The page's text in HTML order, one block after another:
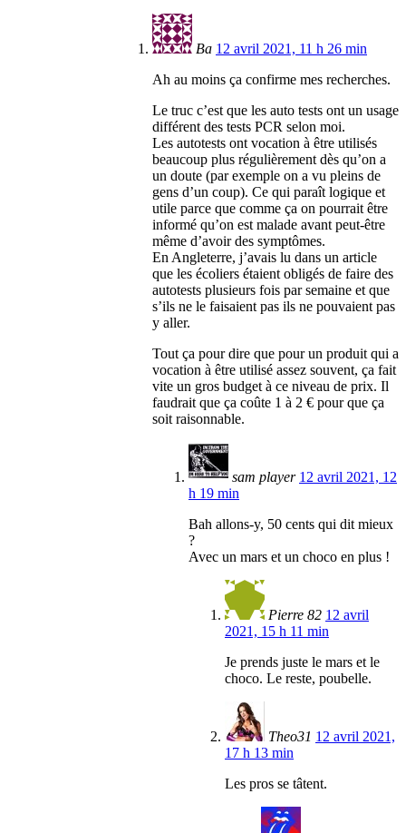
Ba 12 avril 2021, 11 h 26 min
Ah au moins ça confirme mes recherches.
Le truc c’est que les auto tests ont un usage
différent des tests PCR selon moi.
Les autotests ont vocation à être utilisés
beaucoup plus régulièrement dès qu’on a
un doute (par exemple on a vu pleins de
gens d’un coup). Ce qui paraît logique et
utile parce que comme ça on pourrait être
informé qu’on est malade avant peut-être
même d’avoir des symptômes.
En Angleterre, j’avais lu dans un article
que les écoliers étaient obligés de faire des
autotests plusieurs fois par semaine et que
s’ils ne le faisaient pas ils ne pouvaient pas
y aller.
Tout ça pour dire que pour un produit qui a
vocation à être utilisé assez souvent, ça fait
vite un gros budget à ce niveau de prix. Il
faudrait que ça coûte 1 à 2 € pour que ça
soit raisonnable.
sam player 12 avril 2021, 12
h 19 min
Bah allons-y, 50 cents qui dit mieux
?
Avec un mars et un choco en plus !
Pierre 82 12 avril
2021, 15 h 11 min
Je prends juste le mars et le
choco. Le reste, poubelle.
Theo31 12 avril 2021,
17 h 13 min
Les pros se tâtent.